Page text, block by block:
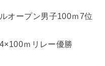
オープン男子100ｍ7位
ｍリレー優勝